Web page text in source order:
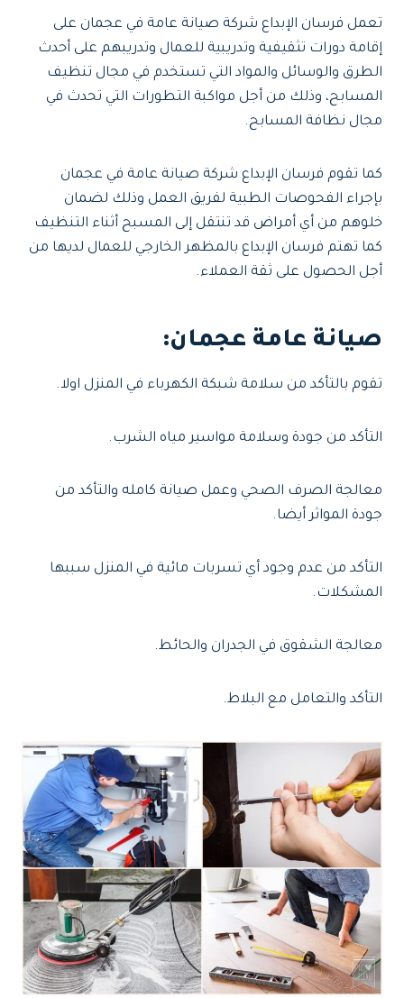
تعمل فرسان الإبداع شركة صيانة عامة في عجمان على
إقامة دورات تثقيفية وتدريبية للعمال وتدريبهم على أحدث
الطرق والوسائل والمواد التي تستخدم في مجال تنظيف
المسابح، وذلك من أجل مواكبة التطورات التي تحدث في
مجال نظافة المسابح.
كما تقوم فرسان الإبداع شركة صيانة عامة في عجمان
بإجراء الفحوصات الطبية لفريق العمل وذلك لضمان
خلوهم من أي أمراض قد تنتقل إلى المسبح أثناء التنظيف
كما تهتم فرسان الإبداع بالمظهر الخارجي للعمال لديها من
أجل الحصول على ثقة العملاء.
صيانة عامة عجمان:
تقوم بالتأكد من سلامة شبكة الكهرباء في المنزل اولا.
التأكد من جودة وسلامة مواسير مياه الشرب.
معالجة الصرف الصحي وعمل صيانة كامله والتأكد من
جودة المواثر أيضا.
التأكد من عدم وجود أي تسربات مائية في المنزل سببها
المشكلات.
معالجة الشقوق في الجدران والحائط.
التأكد والتعامل مع البلاط.